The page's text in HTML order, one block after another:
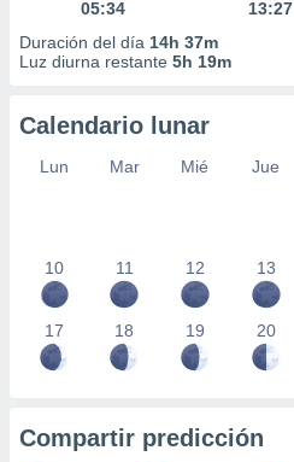
05:34
13:27
Duración del día 14h 37m
Luz diurna restante 5h 19m
Calendario lunar
Lun Mar Mié Jue
10 11 12 13
17 18 19 20
Compartir predicción